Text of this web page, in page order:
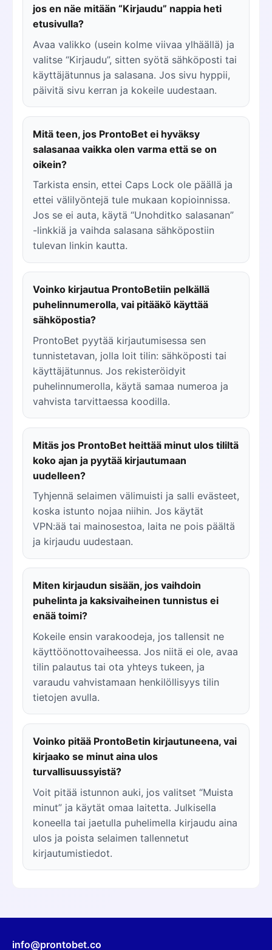
jos en näe mitään “Kirjaudu” nappia heti
etusivulla?
Avaa valikko (usein kolme viivaa ylhäällä) ja
valitse “Kirjaudu”, sitten syötä sähköposti tai
käyttäjätunnus ja salasana. Jos sivu hyppii,
päivitä sivu kerran ja kokeile uudestaan.
Mitä teen, jos ProntoBet ei hyväksy
salasanaa vaikka olen varma että se on
oikein?
Tarkista ensin, ettei Caps Lock ole päällä ja
ettei välilyöntejä tule mukaan kopioinnissa.
Jos se ei auta, käytä “Unohditko salasanan”
-linkkiä ja vaihda salasana sähköpostiin
tulevan linkin kautta.
Voinko kirjautua ProntoBetiin pelkällä
puhelinnumerolla, vai pitääkö käyttää
sähköpostia?
ProntoBet pyytää kirjautumisessa sen
tunnistetavan, jolla loit tilin: sähköposti tai
käyttäjätunnus. Jos rekisteröidyit
puhelinnumerolla, käytä samaa numeroa ja
vahvista tarvittaessa koodilla.
Mitäs jos ProntoBet heittää minut ulos tililtä
koko ajan ja pyytää kirjautumaan
uudelleen?
Tyhjennä selaimen välimuisti ja salli evästeet,
koska istunto nojaa niihin. Jos käytät
VPN:ää tai mainosestoa, laita ne pois päältä
ja kirjaudu uudestaan.
Miten kirjaudun sisään, jos vaihdoin
puhelinta ja kaksivaiheinen tunnistus ei
enää toimi?
Kokeile ensin varakoodeja, jos tallensit ne
käyttöönottovaiheessa. Jos niitä ei ole, avaa
tilin palautus tai ota yhteys tukeen, ja
varaudu vahvistamaan henkilöllisyys tilin
tietojen avulla.
Voinko pitää ProntoBetin kirjautuneena, vai
kirjaako se minut aina ulos
turvallisuussyistä?
Voit pitää istunnon auki, jos valitset “Muista
minut” ja käytät omaa laitetta. Julkisella
koneella tai jaetulla puhelimella kirjaudu aina
ulos ja poista selaimen tallennetut
kirjautumistiedot.
info@prontobet.co